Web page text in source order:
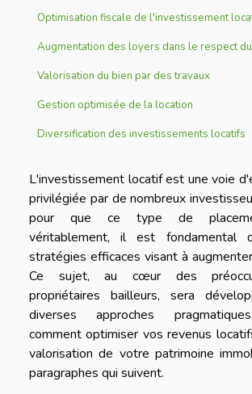
Optimisation fiscale de l'investissement
Augmentation des loyers dans le respect
Valorisation du bien par des travaux
Gestion optimisée de la location
Diversification des investissements locatifs
L'investissement locatif est une voie
privilégiée par de nombreux
pour que ce type de
véritablement, il est fondamental
stratégies efficaces visant à
Ce sujet, au cœur des
propriétaires bailleurs, sera
diverses approches
comment optimiser vos revenus
valorisation de votre patrimoine
paragraphes qui suivent.